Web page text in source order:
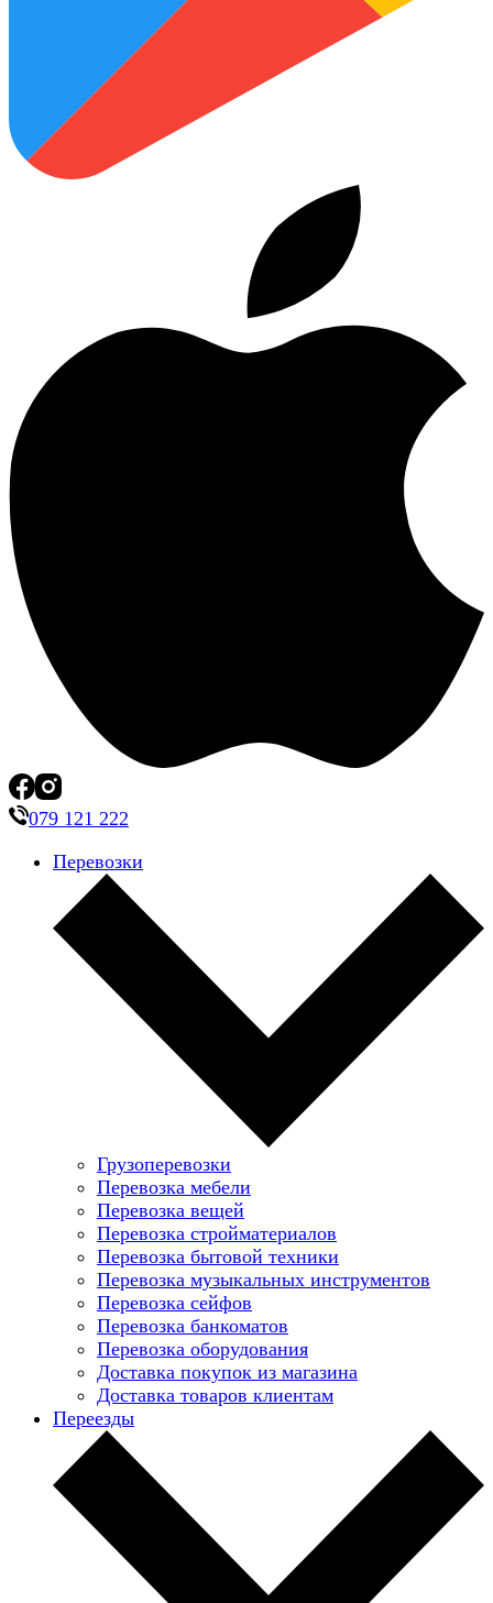
079 121 222
Перевозки
Грузоперевозки
Перевозка мебели
Перевозка вещей
Перевозка стройматериалов
Перевозка бытовой техники
Перевозка музыкальных инструментов
Перевозка сейфов
Перевозка банкоматов
Перевозка оборудования
Доставка покупок из магазина
Доставка товаров клиентам
Переезды